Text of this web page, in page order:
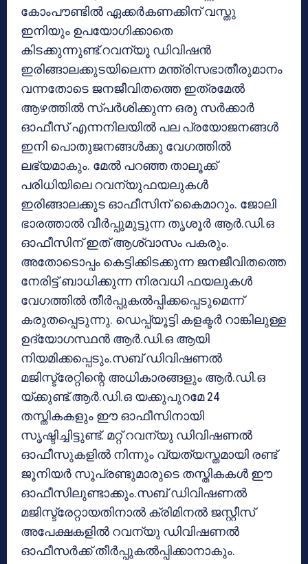
കോംപൗണ്ടില്‍ ഏക്കര്‍കണക്കിന് വസ്തു
ഇനിയും ഉപയോഗിക്കാതെ
കിടക്കുന്നുണ്ട്.റവന്യൂ ഡിവിഷന്‍
ഇരിങ്ങാലക്കുടയിലെന്ന മന്ത്രിസഭാതീരുമാനം
വന്നതോടെ ജനജീവിതത്തെ ഇത്രമേല്‍
ആഴത്തില്‍ സ്പര്‍ശിക്കുന്ന ഒരു സര്‍ക്കാര്‍
ഓഫീസ് എന്നനിലയില്‍ പല പ്രയോജനങ്ങള്‍
ഇനി പൊതുജനങ്ങള്‍ക്കു വേഗത്തില്‍
ലഭ്യമാകും. മേല്‍ പറഞ്ഞ താലൂക്ക്
പരിധിയിലെ റവന്യുഫയലുകള്‍
ഇരിങ്ങാലക്കുട ഓഫീസിന് കൈമാറും. ജോലി
ഭാരത്താല്‍ വീര്‍പ്പുമുട്ടുന്ന തൃശൂര്‍ ആര്‍.ഡി.ഒ
ഓഫീസിന് ഇത് ആശ്വാസം പകരും.
അതോടൊപ്പം കെട്ടിക്കിടക്കുന്ന ജനജീവിതത്തെ
നേരിട്ട് ബാധിക്കുന്ന നിരവധി ഫയലുകള്‍
വേഗത്തില്‍ തീര്‍പ്പുകല്‍പ്പിക്കപ്പെടുമെന്ന്
കരുതപ്പെടുന്നു. ഡെപ്പ്യൂട്ടി കളക്ടര്‍ റാങ്കിലുള്ള
ഉദ്യോഗസ്ഥന്‍ ആര്‍.ഡി.ഒ ആയി
നിയമിക്കപ്പെടും.സബ് ഡിവിഷണല്‍
മജിസ്ട്രേറ്റിന്റെ അധികാരങ്ങളും ആര്‍.ഡി.ഒ
യ്ക്കുണ്ട്.ആര്‍.ഡി.ഒ യക്കുപുറമേ 24
തസ്തികകളും ഈ ഓഫീസിനായി
സൃഷ്ടിച്ചിട്ടുണ്ട്. മറ്റ് റവന്യു ഡിവിഷണല്‍
ഓഫീസുകളില്‍ നിന്നും വ്യത്യസ്തമായി രണ്ട്
ജൂനിയര്‍ സൂപ്രണ്ടുമാരുടെ തസ്തികകള്‍ ഈ
ഓഫീസിലുണ്ടാക്കും.സബ് ഡിവിഷണല്‍
മജിസ്ട്രേറ്റായതിനാല്‍ ക്രിമിനല്‍ ജസ്റ്റീസ്
അപേക്ഷകളില്‍ റവന്യു ഡിവിഷണല്‍
ഓഫീസര്‍ക്ക് തീര്‍പ്പുകല്‍പ്പിക്കാനാകും.